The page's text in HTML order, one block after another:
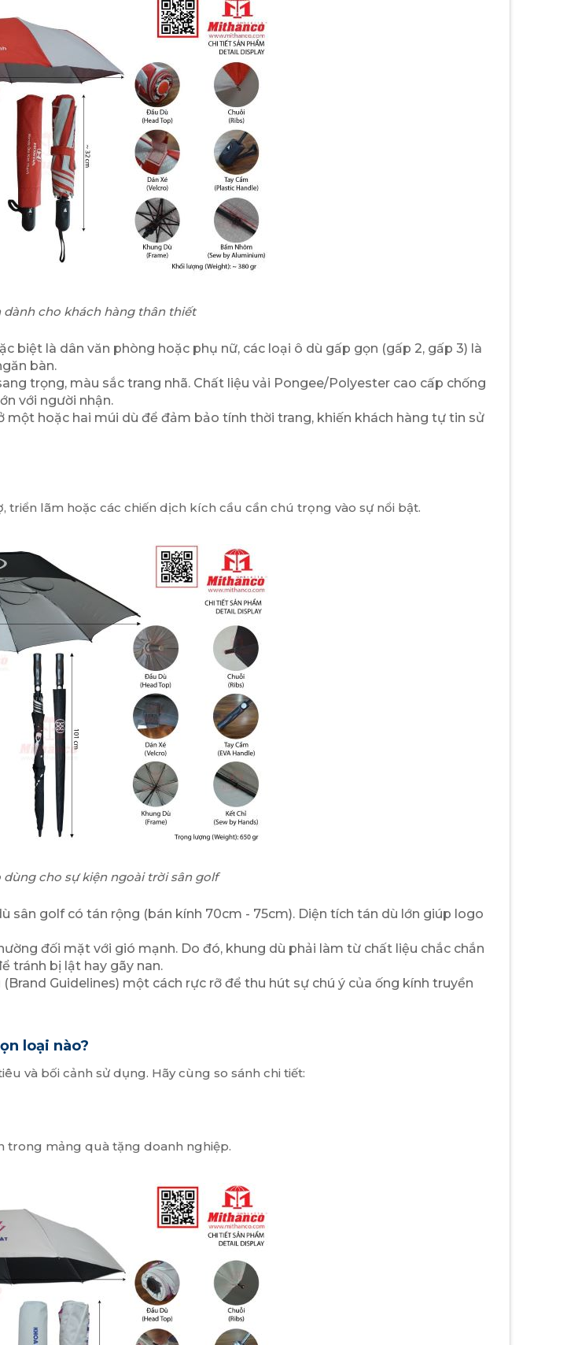
dành cho khách hàng thân thiết
biệt là dân văn phòng hoặc phụ nữ, các loại ô dù gấp gọn (gấp 2, gấp 3) là
bàn.
trọng, màu sắc trang nhã. Chất liệu vải Pongee/Polyester cao cấp chống
với người nhận.
một hoặc hai múi dù để đảm bảo tính thời trang, khiến khách hàng tự tin sử
lãm hoặc các chiến dịch kích cầu cần chú trọng vào sự nổi bật.
dùng cho sự kiện ngoài trời sân golf
sân golf có tán rộng (bán kính 70cm - 75cm). Diện tích tán dù lớn giúp logo
đối mặt với gió mạnh. Do đó, khung dù phải làm từ chất liệu chắc chắn
tránh bị lật hay gãy nan.
Guidelines) một cách rực rỡ để thu hút sự chú ý của ống kính truyền
loại nào?
và bối cảnh sử dụng. Hãy cùng so sánh chi tiết:
trong mảng quà tặng doanh nghiệp.